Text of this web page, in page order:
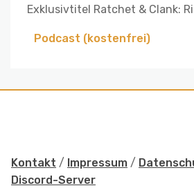
Exklusivtitel Ratchet & Clank:
Podcast (kostenfrei)
Kontakt / Impressum /
Discord-Server